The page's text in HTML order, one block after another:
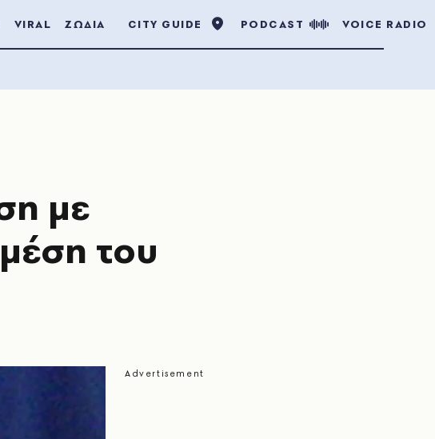
VIRAL ΖΩΔΙΑ CITY GUIDE PODCAST VOICE RADIO
με
του